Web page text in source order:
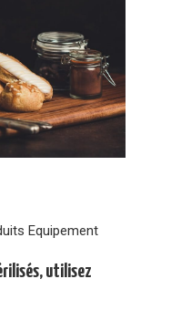
Equipement
utilisez